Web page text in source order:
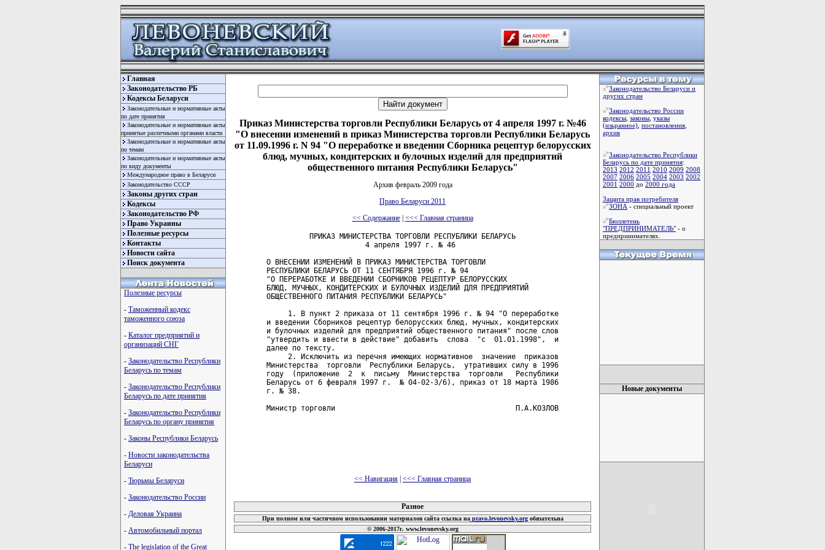
Главная
Законодательство РБ
Кодексы Беларуси
Законодательные и нормативные акты
по дате принятия
Законодательные и нормативные акты
принятые различными органами власти
Законодательные и нормативные акты
по темам
Законодательные и нормативные акты
по виду документы
Международное право в Беларуси
Законодательство СССР
Законы других стран
Кодексы
Законодательство РФ
Право Украины
Полезные ресурсы
Контакты
Новости сайта
Поиск документа
Полезные ресурсы
- Таможенный кодекс
таможенного союза
- Каталог предприятий и
организаций СНГ
- Законодательство Республики
Беларусь по темам
- Законодательство Республики
Беларусь по дате принятия
- Законодательство Республики
Беларусь по органу принятия
- Законы Республики Беларусь
- Новости законодательства
Беларуси
- Тюрьмы Беларуси
- Законодательство России
- Деловая Украина
- Автомобильный портал
- The legislation of the Great
Приказ Министерства торговли Республики Беларусь от 4 апреля 1997 г. №46
"О внесении изменений в приказ Министерства торговли Республики Беларусь
от 11.09.1996 г. N 94 "О переработке и введении Сборника рецептур белорусских
блюд, мучных, кондитерских и булочных изделий для предприятий
общественного питания Республики Беларусь"
Архив февраль 2009 года
Право Беларуси 2011
<< Содержание| <<< Главная страница
          ПРИКАЗ МИНИСТЕРСТВА ТОРГОВЛИ РЕСПУБЛИКИ БЕЛАРУСЬ
                       4 апреля 1997 г. № 46
О ВНЕСЕНИИ ИЗМЕНЕНИЙ В ПРИКАЗ МИНИСТЕРСТВА ТОРГОВЛИ
РЕСПУБЛИКИ БЕЛАРУСЬ ОТ 11 СЕНТЯБРЯ 1996 г. № 94
"О ПЕРЕРАБОТКЕ И ВВЕДЕНИИ СБОРНИКОВ РЕЦЕПТУР БЕЛОРУССКИХ
БЛЮД, МУЧНЫХ, КОНДИТЕРСКИХ И БУЛОЧНЫХ ИЗДЕЛИЙ ДЛЯ ПРЕДПРИЯТИЙ
ОБЩЕСТВЕННОГО ПИТАНИЯ РЕСПУБЛИКИ БЕЛАРУСЬ"
     1. В пункт 2 приказа от 11 сентября 1996 г. № 94 "О переработке
и введении Сборников рецептур белорусских блюд, мучных, кондитерских
и булочных изделий для предприятий общественного питания" после слов
"утвердить и ввести в действие" добавить  слова  "с  01.01.1998",  и
далее по тексту.
     2. Исключить из перечня имеющих нормативное  значение  приказов
Министерства  торговли  Республики Беларусь,  утративших силу в 1996
году  (приложение  2  к  письму  Министерства  торговли   Республики
Беларусь от 6 февраля 1997 г.  № 04-02-3/6), приказ от 18 марта 1986
г. № 38.
Министр торговли                                          П.А.КОЗЛОВ
<< Навигация <<< Главная страница
Разное
При полном или частичном использовании материалов сайта ссылка наpravo.levonevsky.orgобязательна
© 2006-2017г. www.levonevsky.org
Законодательство Беларуси и
других стран
Законодательство России
кодексы законы указы
(изьранное) постановления
архив
Законодательство Республики
Беларусь по дате принятия:
2013 2012 2011 2010 2009 2008
2007 2006 2005 2004 2003 2002
2001 2000 до 2000 года
Защита прав потребителя
ЗОНА - специальный проект
Бюллетень
"ПРЕДПРИНИМАТЕЛЬ" - о
предпринимателях.
Новые документы